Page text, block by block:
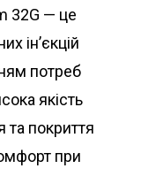
32G — це
ін’єкцій
потреб
якість
та покриття
при